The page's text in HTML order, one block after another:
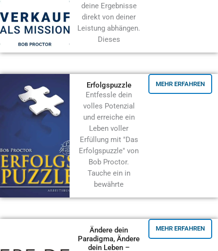
deine Ergebnisse
direkt von deiner
Leistung abhängen.
Dieses
Erfolgspuzzle
Entfessle dein
volles Potenzial
und erreiche ein
Leben voller
Erfüllung mit "Das
Erfolgspuzzle" von
Bob Proctor.
Tauche ein in
bewährte
MEHR ERFAHREN
Ändere dein
Paradigma, Ändere
dein Leben –
MEHR ERFAHREN